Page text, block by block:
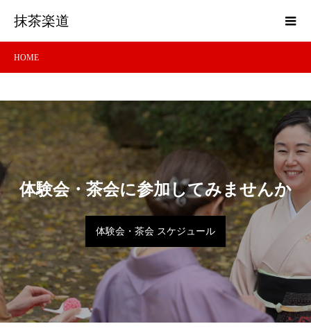
抹茶楽道
HOME
体験会・茶会に参加してみませんか
体験会・茶会 スケジュール